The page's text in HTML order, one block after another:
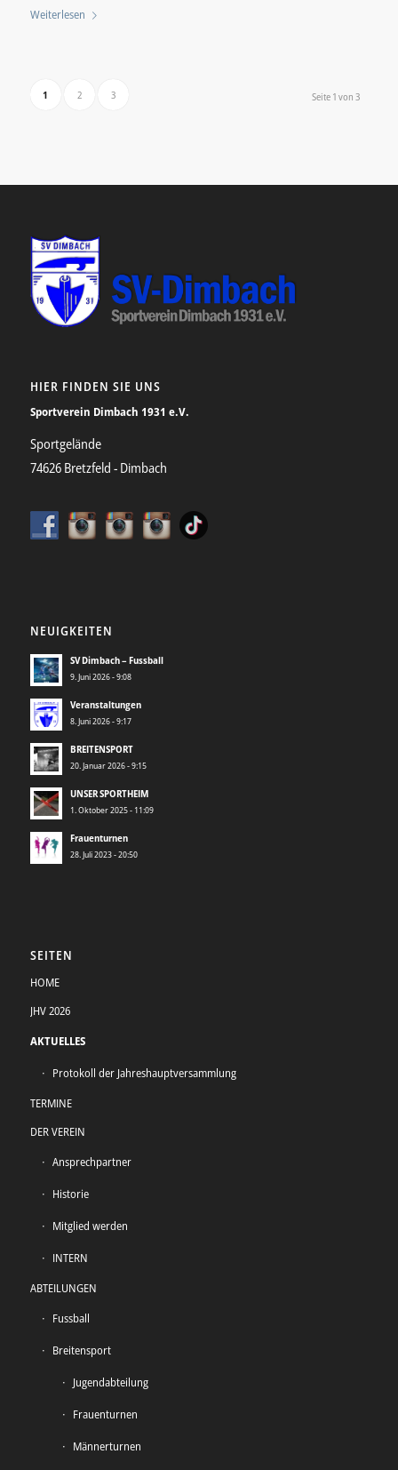
Weiterlesen
Seite 1 von 3
1 2 3
HIER FINDEN SIE UNS
Sportverein Dimbach 1931 e.V.
Sportgelände
74626 Bretzfeld - Dimbach
NEUIGKEITEN
SV Dimbach – Fussball
9. Juni 2026 - 9:08
Veranstaltungen
8. Juni 2026 - 9:17
BREITENSPORT
20. Januar 2026 - 9:15
UNSER SPORTHEIM
1. Oktober 2025 - 11:09
Frauenturnen
28. Juli 2023 - 20:50
SEITEN
HOME
JHV 2026
AKTUELLES
Protokoll der Jahreshauptversammlung
TERMINE
DER VEREIN
Ansprechpartner
Historie
Mitglied werden
INTERN
ABTEILUNGEN
Fussball
Breitensport
Jugendabteilung
Frauenturnen
Männerturnen